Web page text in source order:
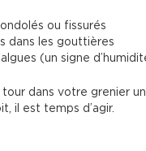
ou fissurés
dans les gouttières
(un signe
tour dans votre grenier
il est temps d’agir.